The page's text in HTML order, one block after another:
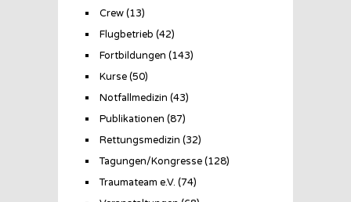
Crew(13)
Flugbetrieb (42)
Fortbildungen (143)
Kurse(50)
Notfallmedizin (43)
Publikationen (87)
Rettungsmedizin (32)
Tagungen/Kongresse(128)
Traumateam e.V. (74)